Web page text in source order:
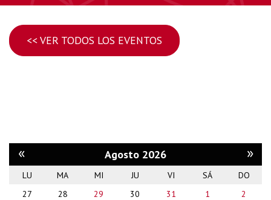
<< VER TODOS LOS EVENTOS
« Agosto 2026 »
month-
LU MA MI JU VI SÁ
DO
27
28 29 30 31 1
2